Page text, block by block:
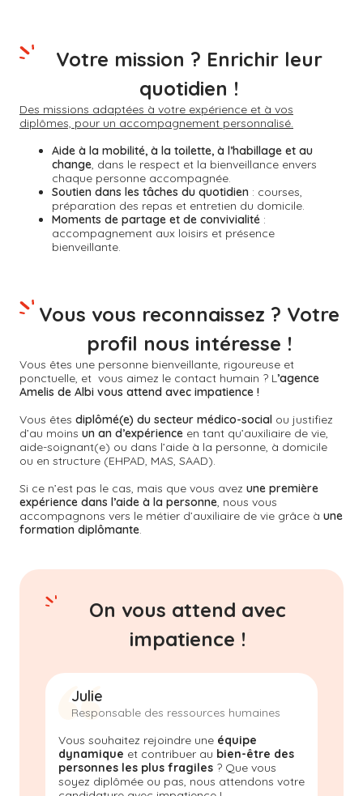
Des missions adaptées à votre expérience et à vos
diplômes, pour un accompagnement personnalisé.
Aide à la mobilité, à la toilette, à l’habillage et au
change, dans le respect et la bienveillance envers
chaque personne accompagnée.
Soutien dans les tâches du quotidien : courses,
préparation des repas et entretien du domicile.
Moments de partage et de convivialité :
accompagnement aux loisirs et présence
bienveillante.
Votre mission ? Enrichir leur
quotidien !
Vous êtes une personne bienveillante, rigoureuse et
ponctuelle, et vous aimez le contact humain ? L’agence
Amelis de Albi vous attend avec impatience !
Vous êtes diplômé(e) du secteur médico-social ou justifiez
d’au moins un an d’expérience en tant qu’auxiliaire de vie,
aide-soignant(e) ou dans l’aide à la personne, à domicile
ou en structure (EHPAD, MAS, SAAD).
Si ce n’est pas le cas, mais que vous avez une première
expérience dans l’aide à la personne, nous vous
accompagnons vers le métier d’auxiliaire de vie grâce à une
formation diplômante.
Vous vous reconnaissez ? Votre
profil nous intéresse !
On vous attend avec
impatience !
Julie
Responsable des ressources humaines
Vous souhaitez rejoindre une équipe
dynamique et contribuer au bien-être des
personnes les plus fragiles ? Que vous
soyez diplômée ou pas, nous attendons votre